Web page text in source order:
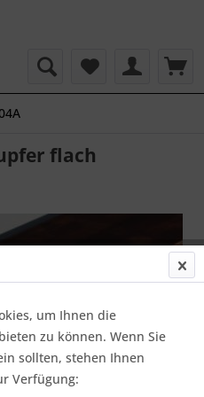
flach
um Ihnen die
zu können. Wenn Sie
sollten, stehen Ihnen
Verfügung: